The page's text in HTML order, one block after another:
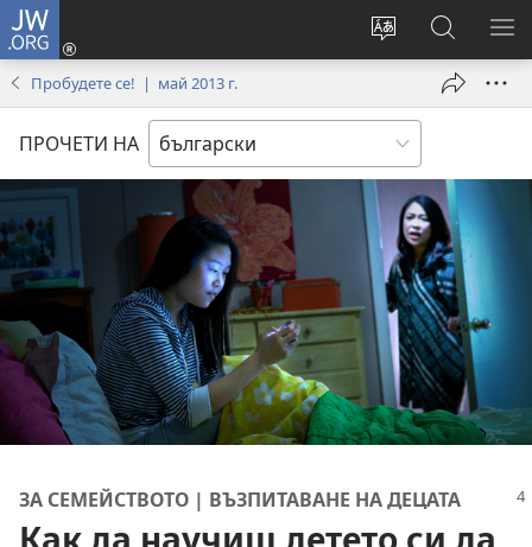
JW.ORG
Смени
сайта
Влез
(отваря
прозорец)
Търсене
в
JW.ORG
Пробудете се! | май 2013 г.
ПРОЧЕТИ НА
ЗА СЕМЕЙСТВОТО | ВЪЗПИТАВАНЕ НА ДЕЦАТА